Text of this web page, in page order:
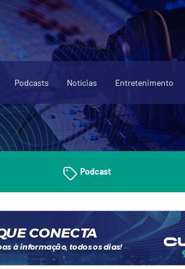
Podcasts Notícias Entretenimento
Podcast